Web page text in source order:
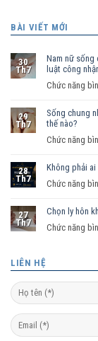
BÀI VIẾT MỚI
30
Th7
Nam nữ
luật công
Chức năng
29
Th7
Sống chung
thế nào?
Chức năng
28
Th7
Không phải
Chức năng
27
Th7
Chọn ly hôn
Chức năng
LIÊN HỆ